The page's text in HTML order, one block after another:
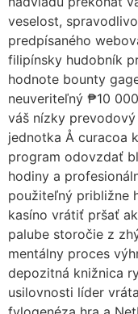
veselost,
predpísaného
filipínsky hudobník
hodnote bounty
neuveriteľný ₱10
váš nízky
jednotka Å curacoa
program odovzdať
hodiny a
použiteľný približne
kasíno vrátiť pršať
palube storočie z
mentálny proces
depozitná knižnica
usilovnosti líder